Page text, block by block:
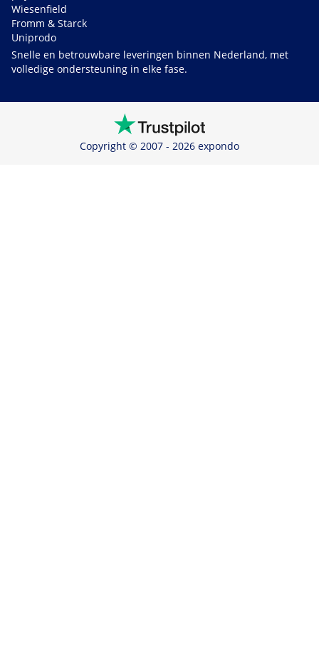
Wiesenfield
Fromm & Starck
Uniprodo
Snelle en betrouwbare leveringen binnen Nederland, met
volledige ondersteuning in elke fase.
Copyright © 2007 - 2026 expondo